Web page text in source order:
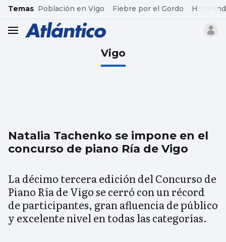
common.go-to-content
Temas Población en Vigo Fiebre por el Gordo
header.menu.open
Vigo
Natalia Tachenko se impone en el
concurso de piano Ría de Vigo
La décimo tercera edición del Concurso de
Piano Ría de Vigo se cerró con un récord
de participantes, gran afluencia de público
y excelente nivel en todas las categorías.